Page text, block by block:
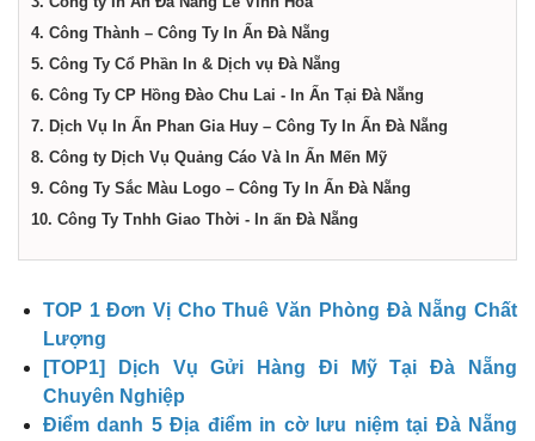
4. Công Thành – Công Ty In Ấn Đà Nẵng
5. Công Ty Cổ Phần In & Dịch vụ Đà Nẵng
6. Công Ty CP Hồng Đào Chu Lai - In Ấn Tại Đà Nẵng
7. Dịch Vụ In Ấn Phan Gia Huy – Công Ty In Ấn Đà Nẵng
8. Công ty Dịch Vụ Quảng Cáo Và In Ấn Mến Mỹ
9. Công Ty Sắc Màu Logo – Công Ty In Ấn Đà Nẵng
10. Công Ty Tnhh Giao Thời - In ấn Đà Nẵng
TOP 1 Đơn Vị Cho Thuê Văn Phòng Đà Nẵng Chất
Lượng
[TOP1] Dịch Vụ Gửi Hàng Đi Mỹ Tại Đà Nẵng
Chuyên Nghiệp
Điểm danh 5 Địa điểm in cờ lưu niệm tại Đà Nẵng